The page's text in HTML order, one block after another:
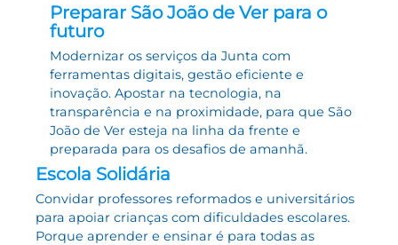
Preparar São João de Ver para o
futuro
Modernizar os serviços da Junta com
ferramentas digitais, gestão eficiente e
inovação. Apostar na tecnologia, na
transparência e na proximidade, para que São
João de Ver esteja na linha da frente e
preparada para os desafios de amanhã.
Escola Solidária
Convidar professores reformados e universitários
para apoiar crianças com dificuldades escolares.
Porque aprender e ensinar é para todas as